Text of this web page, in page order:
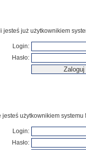
jesteś już użytkownikiem
Login:
Hasło:
jesteś użytkownikiem systemu
Login:
Hasło: